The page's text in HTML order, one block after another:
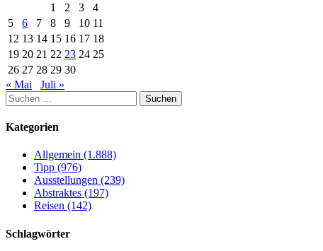
1
2 3
4
5
6 7 8 9 10 11
12 13 14 15 16 17 18
19 20 21 22 23 24 25
26 27 28 29 30
« Mai
Juli »
Suchen
nach:
Kategorien
Allgemein (1.888)
Tipp (976)
Ausstellungen (239)
Abstraktes (197)
Reisen (142)
Schlagwörter